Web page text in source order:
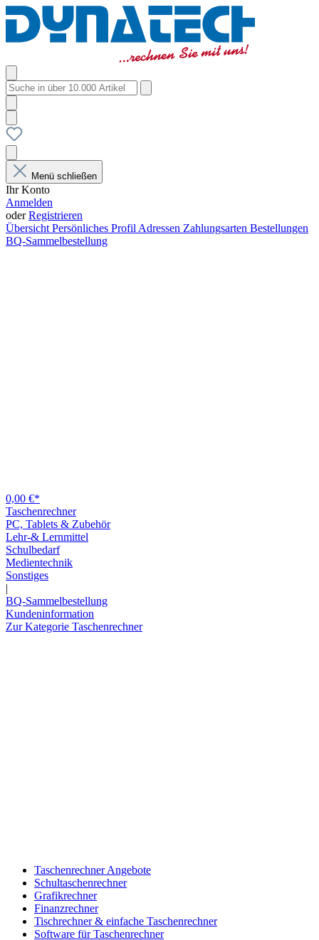
Menü schließen
Ihr Konto
Anmelden
oderRegistrieren
Übersicht Persönliches Profil Adressen Zahlungsarten Bestellungen
BQ-Sammelbestellung
0,00 €*
Taschenrechner
PC, Tablets & Zubehör
Lehr-& Lernmittel
Schulbedarf
Medientechnik
Sonstiges
|
BQ-Sammelbestellung
Kundeninformation
Zur Kategorie Taschenrechner
Taschenrechner Angebote
Schultaschenrechner
Grafikrechner
Finanzrechner
Tischrechner & einfache Taschenrechner
Software für Taschenrechner